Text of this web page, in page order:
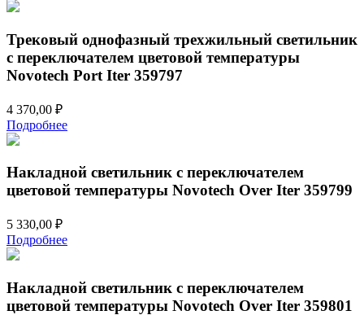
Трековый однофазный трехжильный светильник
с переключателем цветовой температуры
Novotech Port Iter 359797
4 370,00 ₽
Подробнее
Накладной светильник с переключателем
цветовой температуры Novotech Over Iter 359799
5 330,00 ₽
Подробнее
Накладной светильник с переключателем
цветовой температуры Novotech Over Iter 359801